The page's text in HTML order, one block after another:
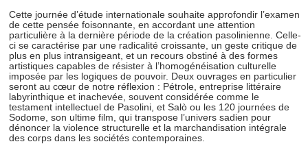
Cette journée d’étude internationale souhaite approfondir l’examen
de cette pensée foisonnante, en accordant une attention
particulière à la dernière période de la création pasolinienne. Celle-
ci se caractérise par une radicalité croissante, un geste critique de
plus en plus intransigeant, et un recours obstiné à des formes
artistiques capables de résister à l’homogénéisation culturelle
imposée par les logiques de pouvoir. Deux ouvrages en particulier
seront au cœur de notre réflexion : Pétrole, entreprise littéraire
labyrinthique et inachevée, souvent considérée comme le
testament intellectuel de Pasolini, et Salò ou les 120 journées de
Sodome, son ultime film, qui transpose l’univers sadien pour
dénoncer la violence structurelle et la marchandisation intégrale
des corps dans les sociétés contemporaines.